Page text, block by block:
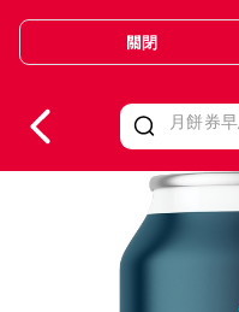
Valid Until 30
關閉